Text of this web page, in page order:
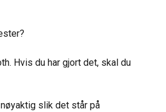
Hvis du har gjort det, skal du
slik det står på